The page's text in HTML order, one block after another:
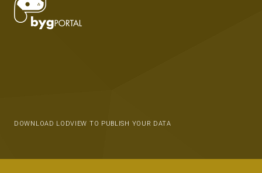
DOWNLOAD LODVIEW TO PUBLISH YOUR DATA